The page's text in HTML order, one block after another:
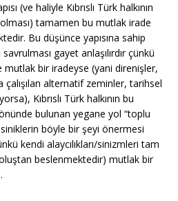
(ve haliyle Kıbrıslı Türk halkının
tamamen bu mutlak irade
Bu düşünce yapısına sahip
gayet anlaşılırdır çünkü
mutlak bir iradeyse (yani direnişler,
alternatif zeminler, tarihsel
Kıbrıslı Türk halkının bu
bulunan yegane yol “toplu
böyle bir şeyi önermesi
kendi alaycılıkları/sinizmleri tam
beslenmektedir) mutlak bir